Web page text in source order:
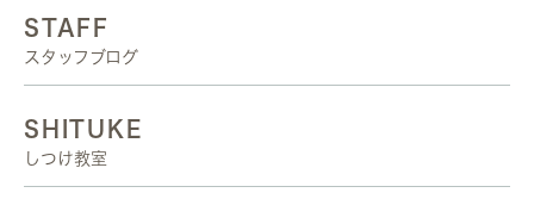
STAFF
スタッフブログ
SHITUKE
しつけ教室